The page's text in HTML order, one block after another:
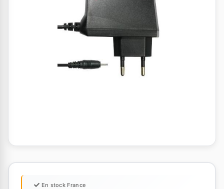
En stock France